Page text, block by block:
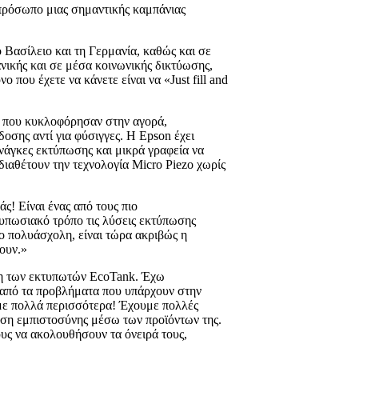
μιας σημαντικής καμπάνιας
και τη Γερμανία, καθώς και σε
και σε μέσα κοινωνικής δικτύωσης,
που έχετε να κάνετε είναι να «Just fill and
κυκλοφόρησαν στην αγορά,
αντί για φύσιγγες. Η Epson έχει
εκτύπωσης και μικρά γραφεία να
την τεχνολογία Micro Piezo χωρίς
Είναι ένας από τους πιο
τρόπο τις λύσεις εκτύπωσης
πολυάσχολη, είναι τώρα ακριβώς η
των εκτυπωτών EcoTank. Έχω
τα προβλήματα που υπάρχουν στην
πολλά περισσότερα! Έχουμε πολλές
εμπιστοσύνης μέσω των προϊόντων της.
να ακολουθήσουν τα όνειρά τους,